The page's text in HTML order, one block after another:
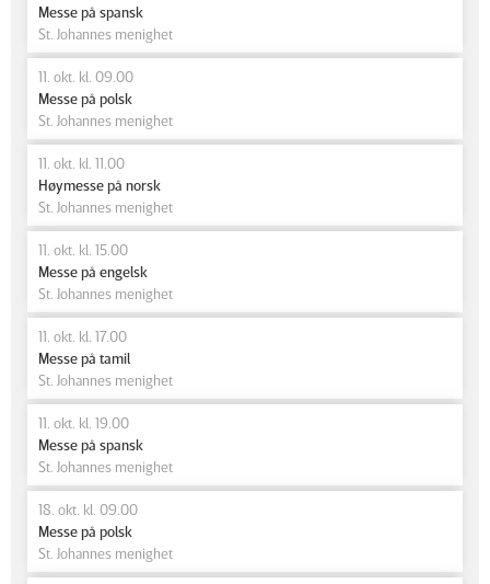
Messe på spansk
St. Johannes menighet
11. okt. kl. 09.00
Messe på polsk
St. Johannes menighet
11. okt. kl. 11.00
Høymesse på norsk
St. Johannes menighet
11. okt. kl. 15.00
Messe på engelsk
St. Johannes menighet
11. okt. kl. 17.00
Messe på tamil
St. Johannes menighet
11. okt. kl. 19.00
Messe på spansk
St. Johannes menighet
18. okt. kl. 09.00
Messe på polsk
St. Johannes menighet